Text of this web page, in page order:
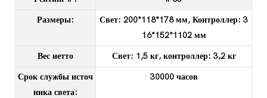
Размеры:
Свет: 200*118*178 мм, Контроллер: 3
16*152*1102 мм
Вес нетто Свет: 1,5 кг, контроллер: 3,2 кг
Срок службы источ
ника света:
30000 часов